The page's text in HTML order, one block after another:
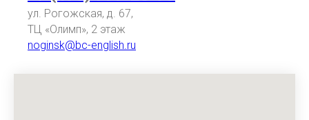
ул. Рогожская, д. 67,
ТЦ «Олимп», 2 этаж
noginsk@bc-english.ru